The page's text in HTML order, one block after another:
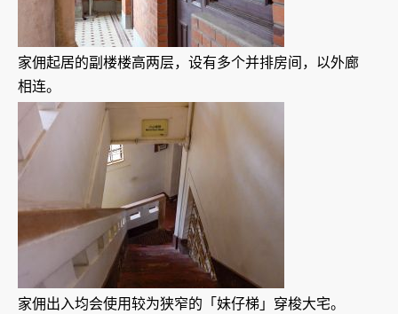
家佣起居的副楼楼高两层，设有多个并排房间，以外廊
相连。
家佣出入均会使用较为狭窄的「妹仔梯」穿梭大宅。